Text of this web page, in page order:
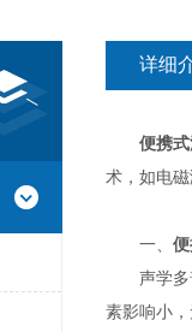
详细
便携
术，如电
一、
声学多普
素影响小